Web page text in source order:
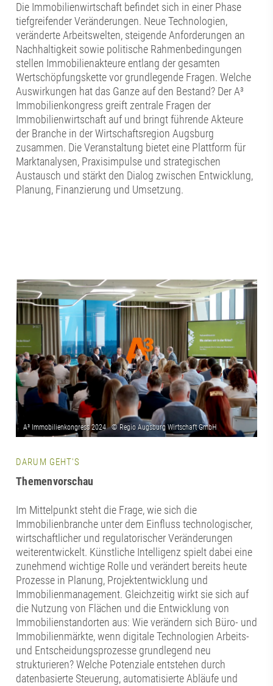
Die Immobilienwirtschaft befindet sich in einer Phase
tiefgreifender Veränderungen. Neue Technologien,
veränderte Arbeitswelten, steigende Anforderungen an
Nachhaltigkeit sowie politische Rahmenbedingungen
stellen Immobilienakteure entlang der gesamten
Wertschöpfungskette vor grundlegende Fragen. Welche
Auswirkungen hat das Ganze auf den Bestand? Der A³
Immobilienkongress greift zentrale Fragen der
Immobilienwirtschaft auf und bringt führende Akteure
der Branche in der Wirtschaftsregion Augsburg
zusammen. Die Veranstaltung bietet eine Plattform für
Marktanalysen, Praxisimpulse und strategischen
Austausch und stärkt den Dialog zwischen Entwicklung,
Planung, Finanzierung und Umsetzung.
DARUM GEHT'S
Themenvorschau
Im Mittelpunkt steht die Frage, wie sich die
Immobilienbranche unter dem Einfluss technologischer,
wirtschaftlicher und regulatorischer Veränderungen
weiterentwickelt. Künstliche Intelligenz spielt dabei eine
zunehmend wichtige Rolle und verändert bereits heute
Prozesse in Planung, Projektentwicklung und
Immobilienmanagement. Gleichzeitig wirkt sie sich auf
die Nutzung von Flächen und die Entwicklung von
Immobilienstandorten aus: Wie verändern sich Büro- und
Immobilienmärkte, wenn digitale Technologien Arbeits-
und Entscheidungsprozesse grundlegend neu
strukturieren? Welche Potenziale entstehen durch
datenbasierte Steuerung, automatisierte Abläufe und